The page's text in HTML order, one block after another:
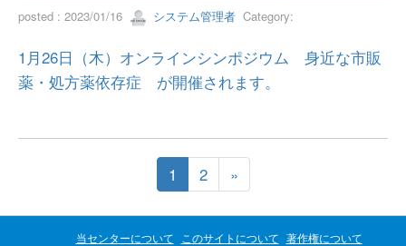
posted : 2023/01/16 システム管理者 Category:
1月26日（木）オンラインシンポジウム 身近な市販
薬・処方薬依存症 が開催されます。
1 2 »
当センターについて このサイトについて 著作権について